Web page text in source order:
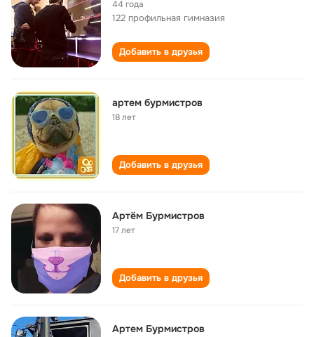
44 года
122 профильная гимназия
Добавить в друзья
артем бурмистров
18 лет
Добавить в друзья
Артём Бурмистров
17 лет
Добавить в друзья
Артем Бурмистров